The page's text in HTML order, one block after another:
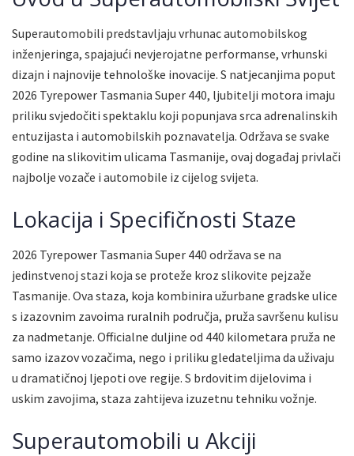
Superautomobili predstavljaju vrhunac automobilskog
inženjeringa, spajajući nevjerojatne performanse, vrhunski
dizajn i najnovije tehnološke inovacije. S natjecanjima poput
2026 Tyrepower Tasmania Super 440, ljubitelji motora imaju
priliku svjedočiti spektaklu koji popunjava srca adrenalinskih
entuzijasta i automobilskih poznavatelja. Održava se svake
godine na slikovitim ulicama Tasmanije, ovaj događaj privlači
najbolje vozače i automobile iz cijelog svijeta.
Lokacija i Specifičnosti Staze
2026 Tyrepower Tasmania Super 440 održava se na
jedinstvenoj stazi koja se proteže kroz slikovite pejzaže
Tasmanije. Ova staza, koja kombinira užurbane gradske ulice
s izazovnim zavoima ruralnih područja, pruža savršenu kulisu
za nadmetanje. Officialne duljine od 440 kilometara pruža ne
samo izazov vozačima, nego i priliku gledateljima da uživaju
u dramatičnoj ljepoti ove regije. S brdovitim dijelovima i
uskim zavojima, staza zahtijeva izuzetnu tehniku vožnje.
Superautomobili u Akciji